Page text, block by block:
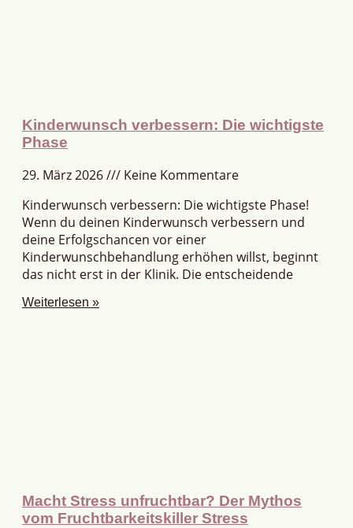
Kinderwunsch verbessern: Die wichtigste
Phase
29. März 2026
Keine Kommentare
Kinderwunsch verbessern: Die wichtigste Phase!
Wenn du deinen Kinderwunsch verbessern und
deine Erfolgschancen vor einer
Kinderwunschbehandlung erhöhen willst, beginnt
das nicht erst in der Klinik. Die entscheidende
Weiterlesen »
Macht Stress unfruchtbar? Der Mythos
vom Fruchtbarkeitskiller Stress